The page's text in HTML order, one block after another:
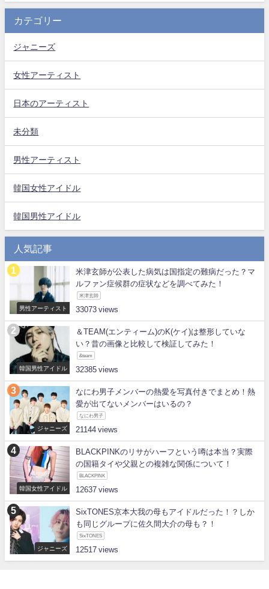
カテゴリー
ジャニーズ
女性アーティスト
日本のアーティスト
未分類
男性アーティスト
韓国女性アイドル
韓国男性アイドル
人気記事
男性アーティスト
米津玄師が公表した病気は国指定の難病だった？マ
ルファン症候群の症状などを調べてみた！
米津玄師
33073
韓国男性アイドル
＆TEAM(エンティーム)のK(ケイ)は整形していな
い？昔の画像と比較して検証してみた！
&team
32385
ジャニーズ
なにわ男子メンバーの熱愛を写真付きでまとめ！熱
愛が出てないメンバーはいるの？
なにわ男子
21144
韓国女性アイドル
BLACKPINKのリサがハーフという噂は本当？実際
の国籍タイや父親との複雑な関係について！
BLACKPINK
12637
ジャニーズ
SixTONES京本大我の母もアイドルだった！？しか
も同じグループに佐久間大介の母も？！
SixTONES
12517